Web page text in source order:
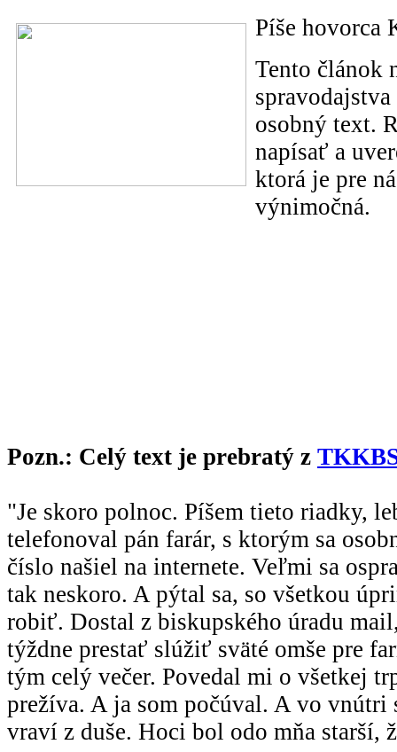
Píše hovorca
Tento článok
osobný text.
napísať a
ktorá je pre
výnimočná.
Pozn.: Celý text je prebratý z
"Je skoro polnoc. Píšem tieto riadky,
telefonoval pán farár, s ktorým sa
číslo našiel na internete. Veľmi sa
tak neskoro. A pýtal sa, so všetkou
robiť. Dostal z biskupského úradu
týždne prestať slúžiť sväté omše pre
tým celý večer. Povedal mi o všetkej
prežíva. A ja som počúval. A vo vnútri
vraví z duše. Hoci bol odo mňa starší,